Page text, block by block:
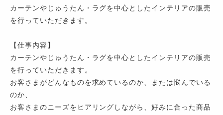
カーテンやじゅうたん・ラグを中心としたインテリアの販売
を行っていただきます。
【仕事内容】
カーテンやじゅうたん・ラグを中心としたインテリアの販売
を行っていただきます。
お客さまがどんなものを求めているのか、または悩んでいる
のか、
お客さまのニーズをヒアリングしながら、好みに合った商品